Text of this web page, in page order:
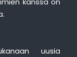
uusia